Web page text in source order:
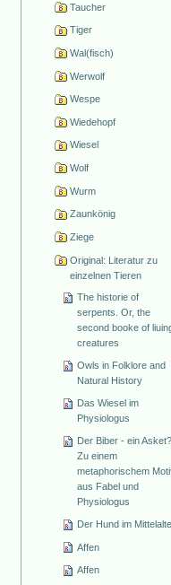
Taucher
Tiger
Wal(fisch)
Werwolf
Wespe
Wiedehopf
Wiesel
Wolf
Wurm
Zaunkönig
Ziege
Original: Literatur zu
einzelnen Tieren
The historie of
serpents. Or, the
second booke of
creatures
Owls in Folklore and
Natural History
Das Wiesel im
Physiologus
Der Biber - ein Asket?
Zu einem
metaphorischem
aus Fabel und
Physiologus
Der Hund im
Affen
Affen